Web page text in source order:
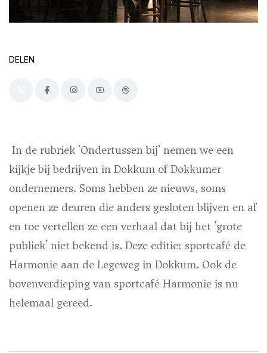
DELEN
In de rubriek 'Ondertussen bij' nemen we een
kijkje bij bedrijven in Dokkum of Dokkumer
ondernemers. Soms hebben ze nieuws, soms
openen ze deuren die anders gesloten blijven en af
en toe vertellen ze een verhaal dat bij het 'grote
publiek' niet bekend is. Deze editie: sportcafé de
Harmonie aan de Legeweg in Dokkum. Ook de
bovenverdieping van sportcafé Harmonie is nu
helemaal gereed.